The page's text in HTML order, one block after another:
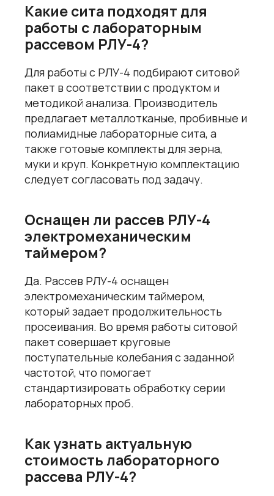
Какие сита подходят для
работы с лабораторным
рассевом РЛУ-4?
Для работы с РЛУ-4 подбирают ситовой
пакет в соответствии с продуктом и
методикой анализа. Производитель
предлагает металлотканые, пробивные и
полиамидные лабораторные сита, а
также готовые комплекты для зерна,
муки и круп. Конкретную комплектацию
следует согласовать под задачу.
Оснащен ли рассев РЛУ-4
электромеханическим
таймером?
Да. Рассев РЛУ-4 оснащен
электромеханическим таймером,
который задает продолжительность
просеивания. Во время работы ситовой
пакет совершает круговые
поступательные колебания с заданной
частотой, что помогает
стандартизировать обработку серии
лабораторных проб.
Как узнать актуальную
стоимость лабораторного
рассева РЛУ-4?